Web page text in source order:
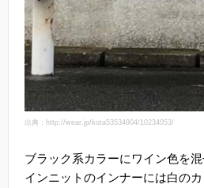
出典：http://wear.jp/kota53534904/10234053/
ブラック系カラーにワイン色を
インニットのインナーには白の